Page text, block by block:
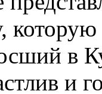
в
и